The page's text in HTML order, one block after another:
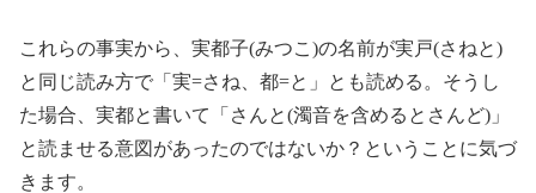
これらの事実から、実都子(みつこ)の名前が実戸(さねと)
と同じ読み方で「実=さね、都=と」とも読める。そうし
た場合、実都と書いて「さんと(濁音を含めるとさんど)」
と読ませる意図があったのではないか？ということに気づ
きます。